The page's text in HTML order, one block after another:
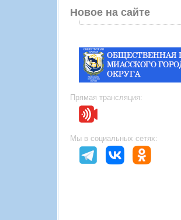
Новое на сайте
Прямая трансляция:
Мы в социальных сетях: